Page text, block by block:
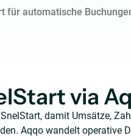
für automatische
via
damit Umsätze,
Aqqo wandelt operative